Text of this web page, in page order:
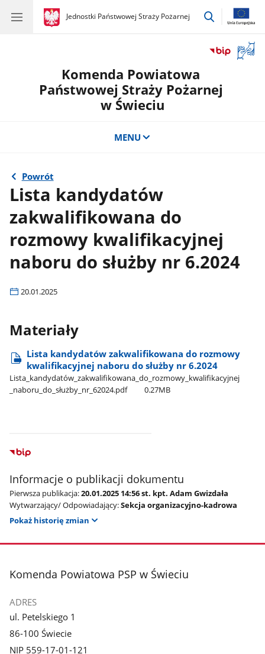
gov.pl
Jednostki Państwowej Straży Pożarnej
gov.pl
Jednostki
przejdź
okno
Komenda Powiatowa
Państwowej Straży Pożarnej
w Świeciu
MENU
Powrót
Lista kandydatów
zakwalifikowana do
rozmowy kwalifikacyjnej
naboru do służby nr 6.2024
20.01.2025
Materiały
Lista kandydatów zakwalifikowana do rozmowy
kwalifikacyjnej naboru do służby nr 6.2024
Lista​_kandydatów​_zakwalifikowana​_do​_rozmowy​_kwalifikacyjnej​
_naboru​_do​_służby​_nr​_62024.pdf
0.27MB
Informacje o publikacji dokumentu
Pierwsza publikacja:20.01.2025 14:56 st. kpt. Adam Gwizdała
Wytwarzający/ Odpowiadający:Sekcja organizacyjno-kadrowa
Pokaż historię zmian
stopka
Komenda Powiatowa PSP w Świeciu
ADRES
ul. Petelskiego 1
86-100 Świecie
NIP 559-17-01-121